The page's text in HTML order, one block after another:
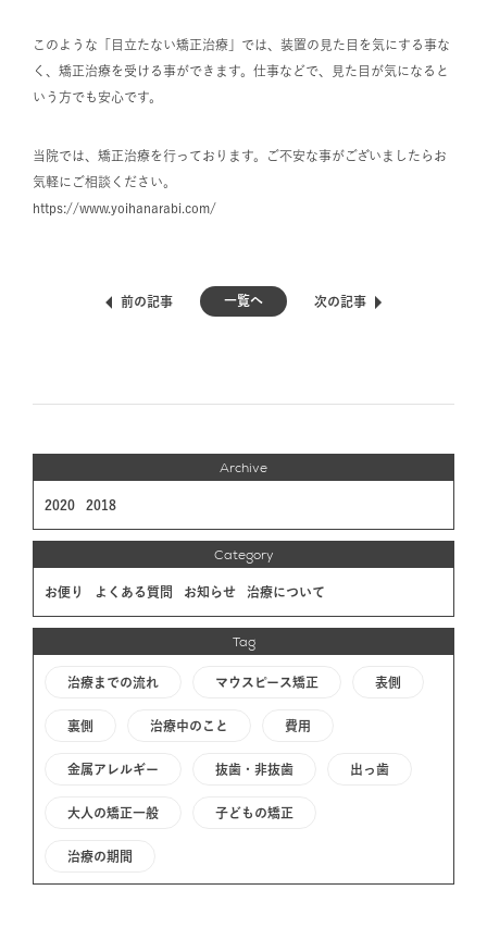
このような「目立たない矯正治療」では、装置の見た目を気にする事な
く、矯正治療を受ける事ができます。仕事などで、見た目が気になると
いう方でも安心です。
当院では、矯正治療を行っております。ご不安な事がございましたらお
気軽にご相談ください。
https://www.yoihanarabi.com/
前の記事 一覧へ 次の記事
Archive
2020 2018
Category
お便り よくある質問 お知らせ 治療について
Tag
治療までの流れ マウスピース矯正 表側
裏側 治療中のこと 費用
金属アレルギー 抜歯・非抜歯 出っ歯
大人の矯正一般 子どもの矯正
治療の期間